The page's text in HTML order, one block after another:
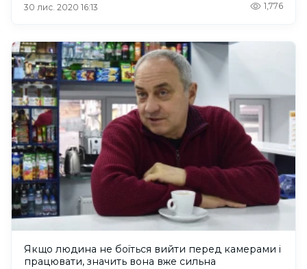
30 лис. 2020 16:13 1,776
Якщо людина не боїться вийти перед камерами і
працювати, значить вона вже сильна